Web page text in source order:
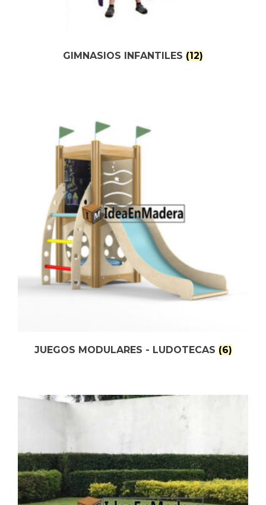
GIMNASIOS INFANTILES (12)
JUEGOS MODULARES - LUDOTECAS (6)